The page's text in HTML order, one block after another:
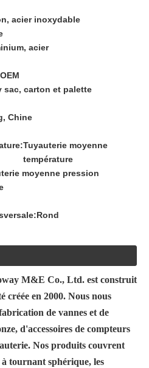
acier inoxydable
acier
sac, carton et palette
Chine
Tuyauterie moyenne
température
moyenne pression
Rond
M&E Co., Ltd. est construit
créée en 2000. Nous nous
de vannes et de
d'accessoires de compteurs
Nos produits couvrent
tournant sphérique, les